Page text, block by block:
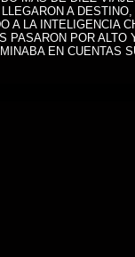
A
A LA INTELIGENCIA
PASARON POR ALTO
EN CUENTAS